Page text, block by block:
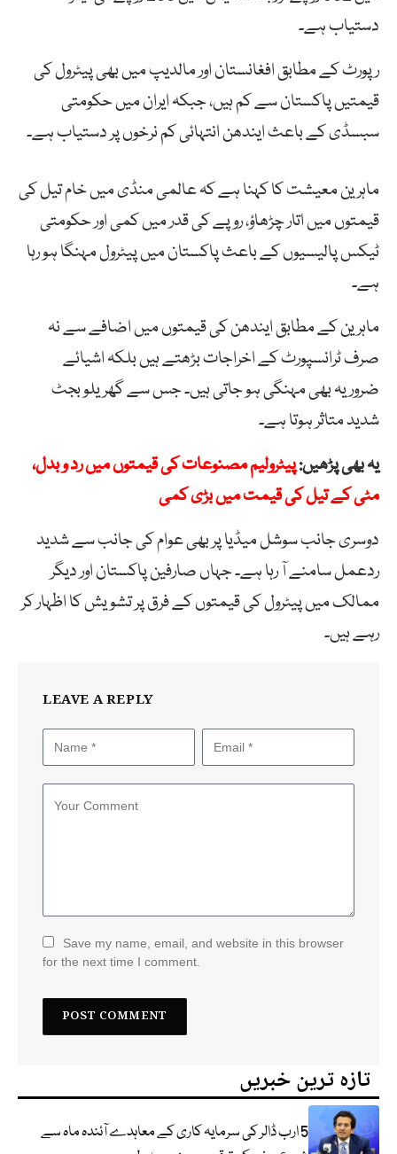
دستیاب ہے۔
رپورٹ کے مطابق افغانستان اور مالدیپ میں بھی پیٹرول کی
قیمتیں پاکستان سے کم ہیں، جبکہ ایران میں حکومتی
سبسڈی کے باعث ایندھن انتہائی کم نرخوں پر دستیاب ہے۔
ماہرین معیشت کا کہنا ہے کہ عالمی منڈی میں خام تیل کی
قیمتوں میں اتار چڑھاؤ، روپے کی قدر میں کمی اور حکومتی
ٹیکس پالیسیوں کے باعث پاکستان میں پیٹرول مہنگا ہو رہا
ہے۔
ماہرین کے مطابق ایندھن کی قیمتوں میں اضافے سے نہ
صرف ٹرانسپورٹ کے اخراجات بڑھتے ہیں بلکہ اشیائے
ضروریہ بھی مہنگی ہو جاتی ہیں۔ جس سے گھریلو بجٹ
شدید متاثر ہوتا ہے۔
یہ بھی پڑھیں:پیٹرولیم مصنوعات کی قیمتوں میں رد و بدل،
مٹی کے تیل کی قیمت میں بڑی کمی
دوسری جانب سوشل میڈیا پر بھی عوام کی جانب سے شدید
ردعمل سامنے آ رہا ہے۔ جہاں صارفین پاکستان اور دیگر
ممالک میں پیٹرول کی قیمتوں کے فرق پر تشویش کا اظہار کر
رہے ہیں۔
LEAVE A REPLY
Save my name, email, and website in this browser
for the next time I comment.
تازہ ترین خبریں
5 ارب ڈالر کی سرمایہ کاری کے معاہدے آئندہ ماہ سے